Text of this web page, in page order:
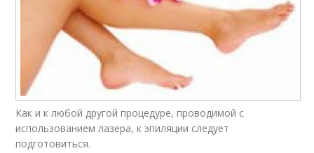
Как и к любой другой процедуре, проводимой с
использованием лазера, к эпиляции следует
подготовиться.